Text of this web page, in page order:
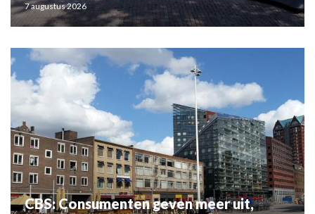
7 augustus 2026
CBS: Consumenten geven meer uit,